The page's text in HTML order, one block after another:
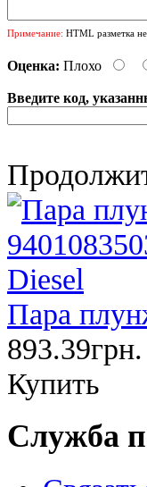
Примечание: HTML разметка
Оценка: Плохо
Введите код,
Пара
893.39грн.
Купить
Служба